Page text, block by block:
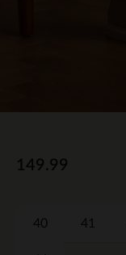
149.99
40 41